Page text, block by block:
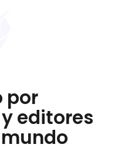
por
editores